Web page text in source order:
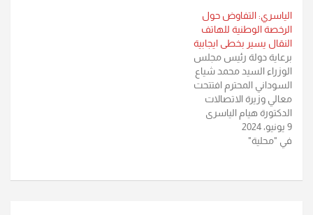
الياسري: التفاوض حول
الرخصة الوطنية للهاتف
النقال يسير بخطى ايجابية
برعاية دولة رئيس مجلس
الوزراء السيد محمد شياع
السوداني المحترم افتتحت
معالي وزيرة الاتصالات
الدكتورة هيام الياسري
فعاليات مؤتمر القمة العراقية
للاتصالات الذي يقام في
الخاص العراقي والعالمي
9 يونيو، 2024
في "محلية"